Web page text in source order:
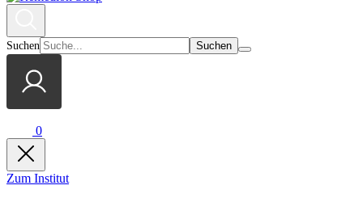
Suchen
0
Zum Institut